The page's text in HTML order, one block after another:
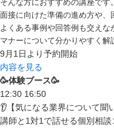
そんな方におすすめの講座です。
面接に向けた準備の進め方や、
よくある事例や回答例も交え
マナーについて分かりやすく解
9月1日より予約開始
内容を見る
🥳体験ブース🥳
12:30 16:50
👂【気になる業界について聞
講師と1対1で話せる個別相談